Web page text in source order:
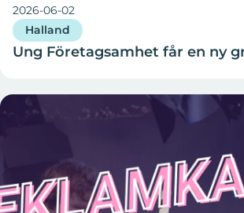
2026-06-02
Halland
Ung Företagsamhet får en ny